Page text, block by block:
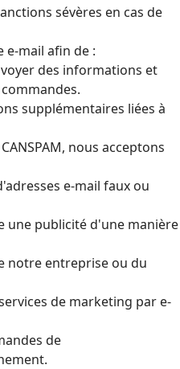
sévères en cas de
e-mail afin de :
des informations et
supplémentaires liées à
nous acceptons
e-mail faux ou
une publicité d'une manière
notre entreprise ou du
de marketing par e-
de